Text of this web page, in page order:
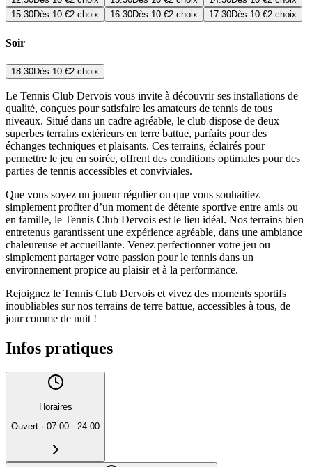
15:30Dès 10 €2 choix 16:30Dès 10 €2 choix 17:30Dès 10 €2 choix
Soir
18:30Dès 10 €2 choix
Le Tennis Club Dervois vous invite à découvrir ses installations de
qualité, conçues pour satisfaire les amateurs de tennis de tous
niveaux. Situé dans un cadre agréable, le club dispose de deux
superbes terrains extérieurs en terre battue, parfaits pour des
échanges techniques et plaisants. Ces terrains, éclairés pour
permettre le jeu en soirée, offrent des conditions optimales pour des
parties de tennis accessibles et conviviales.
Que vous soyez un joueur régulier ou que vous souhaitiez
simplement profiter d’un moment de détente sportive entre amis ou
en famille, le Tennis Club Dervois est le lieu idéal. Nos terrains bien
entretenus garantissent une expérience agréable, dans une ambiance
chaleureuse et accueillante. Venez perfectionner votre jeu ou
simplement partager votre passion pour le tennis dans un
environnement propice au plaisir et à la performance.
Rejoignez le Tennis Club Dervois et vivez des moments sportifs
inoubliables sur nos terrains de terre battue, accessibles à tous, de
jour comme de nuit !
Infos pratiques
Horaires
Ouvert · 07:00 - 24:00